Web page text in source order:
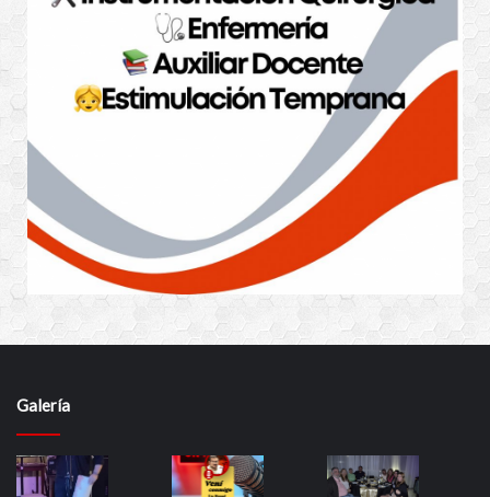
Galería